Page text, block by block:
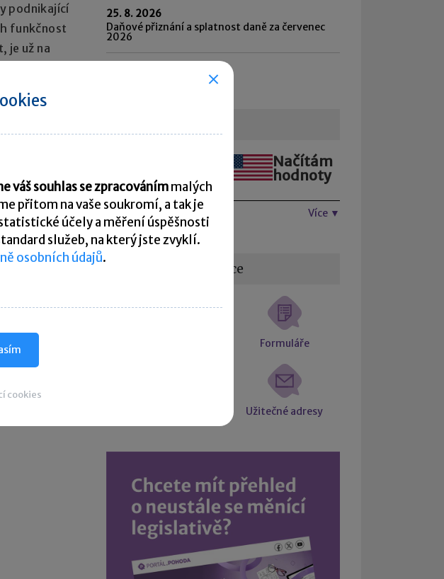
podnikající
funkčnost
je už na
25. 8. 2026
Daňové přiznání a splatnost daně za červenec
2026
hodnoty
Načítám
hodnoty
Více ▼
Užitečné informace
Formuláře
Užitečné adresy
váš souhlas se zpracovánímmalých
přitom na vaše soukromí, a tak je
účely a měření úspěšnosti
služeb, na který jste zvyklí.
osobních údajů.
cookies